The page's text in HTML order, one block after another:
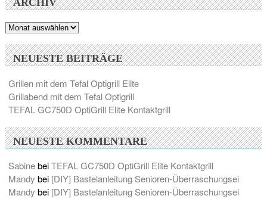
Archiv
NEUESTE BEITRÄGE
Grillen mit dem Tefal Optigrill Elite
Grillabend mit dem Tefal Optigrill
TEFAL GC750D OptiGrill Elite Kontaktgrill
NEUESTE KOMMENTARE
SabinebeiTEFAL GC750D OptiGrill Elite Kontaktgrill
Mandy bei [DIY] Bastelanleitung Senioren-Überraschungsei
Mandy bei [DIY] Bastelanleitung Senioren-Überraschungsei